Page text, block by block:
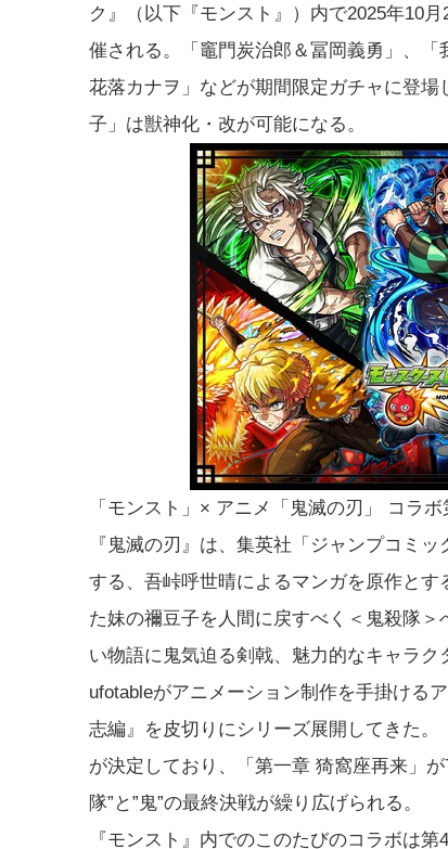
ク』（以下『モンスト』）内で2025年10月
催される。「竈門炭治郎＆冨岡義勇」、「
花落カナヲ」などが期間限定ガチャに登
子」は獣神化・改が可能になる。
「モンスト」× アニメ「鬼滅の刃」 コラボ
『鬼滅の刃』は、集英社「ジャンプコミ
する、吾峠呼世晴によるマンガを原作と
た妹の禰豆子を人間に戻すべく＜鬼殺隊
い物語に鬼気迫る剣戟、魅力的なキャラク
ufotableがアニメーション制作を手掛ける
志編』を皮切りにシリーズ展開してきた
が決定しており、「第一章 猗窩座再来」
隊”と”鬼”の最終決戦が繰り広げられる。
『モンスト』内でのこのたびのコラボは